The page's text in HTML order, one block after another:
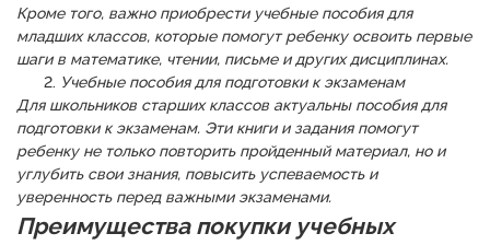
Кроме того, важно приобрести учебные пособия для
младших классов, которые помогут ребенку освоить первые
шаги в математике, чтении, письме и других дисциплинах.
Учебные пособия для подготовки к экзаменам
Для школьников старших классов актуальны пособия для
подготовки к экзаменам. Эти книги и задания помогут
ребенку не только повторить пройденный материал, но и
углубить свои знания, повысить успеваемость и
уверенность перед важными экзаменами.
Преимущества покупки учебных